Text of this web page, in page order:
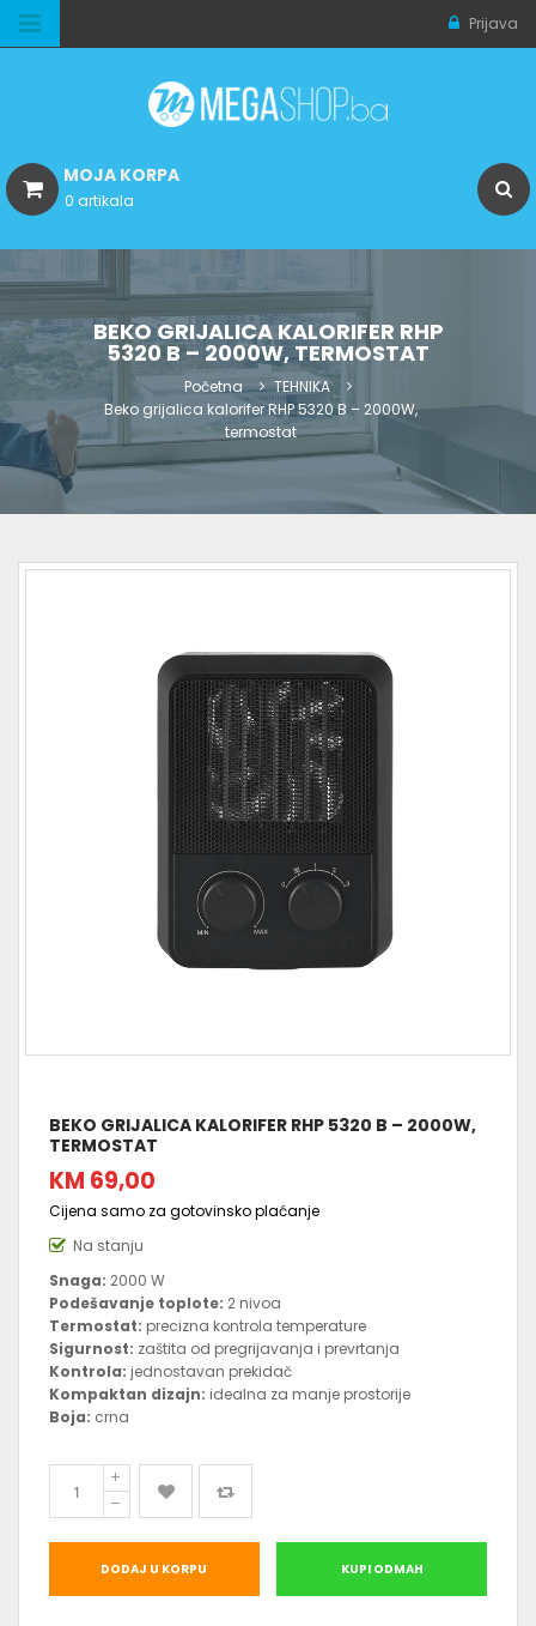
Prijava
MOJA KORPA
0 artikala
BEKO GRIJALICA KALORIFER RHP
5320 B – 2000W, TERMOSTAT
Početna
TEHNIKA
Beko grijalica kalorifer RHP 5320 B – 2000W,
termostat
BEKO GRIJALICA KALORIFER RHP 5320 B – 2000W,
TERMOSTAT
KM 69,00
Cijena samo za gotovinsko plaćanje
Na stanju
Snaga: 2000 W
Podešavanje toplote: 2 nivoa
Termostat: precizna kontrola temperature
Sigurnost: zaštita od pregrijavanja i prevrtanja
Kontrola: jednostavan prekidač
Kompaktan dizajn: idealna za manje prostorije
Boja: crna
DODAJ U KORPU KUPI ODMAH